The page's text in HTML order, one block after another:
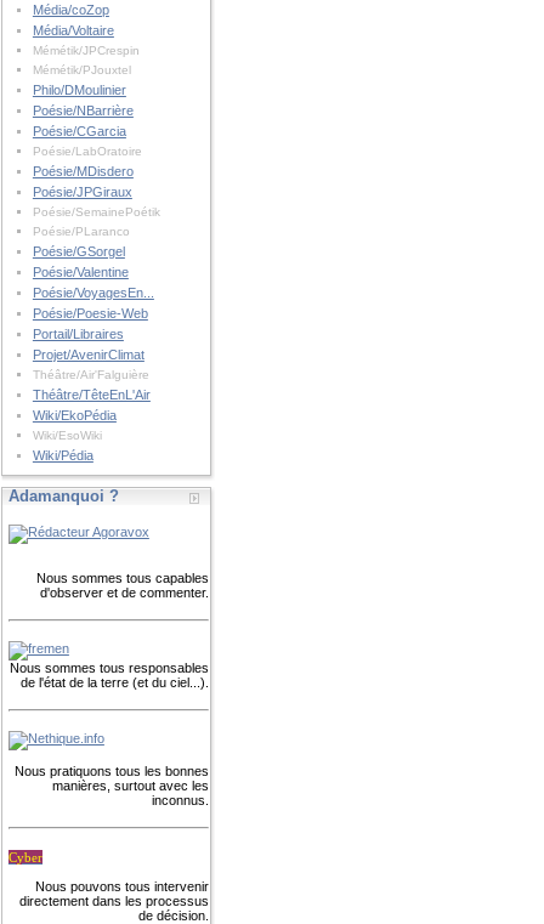
Média/coZop
Média/Voltaire
Mémétik/JPCrespin
Mémétik/PJouxtel
Philo/DMoulinier
Poésie/NBarrière
Poésie/CGarcia
Poésie/LabOratoire
Poésie/MDisdero
Poésie/JPGiraux
Poésie/SemainePoétik
Poésie/PLaranco
Poésie/GSorgel
Poésie/Valentine
Poésie/VoyagesEn...
Poésie/Poesie-Web
Portail/Libraires
Projet/AvenirClimat
Théâtre/Air'Falguière
Théâtre/TêteEnL'Air
Wiki/EkoPédia
Wiki/EsoWiki
Wiki/Pédia
Adamanquoi ?
Nous sommes tous capables
d'observer et de commenter.
Nous sommes tous responsables
de l'état de la terre (et du ciel...).
Nous pratiquons tous les bonnes
manières, surtout avec les
inconnus.
Cyber
Nous pouvons tous intervenir
directement dans les processus
de décision.